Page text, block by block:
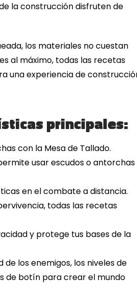
la construcción disfruten de
los materiales no cuestan
al máximo, todas las recetas
una experiencia de
principales:
con la Mesa de Tallado.
usar escudos o antorchas
en el combate a distancia.
todas las recetas
y protege tus bases de la
los enemigos, los niveles de
de botín para crear el mundo